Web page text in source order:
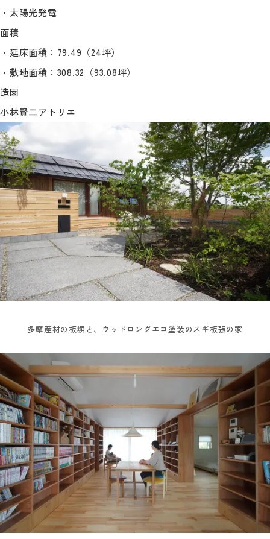
・太陽光発電
面積
・延床面積：79.49（24坪）
・敷地面積：308.32（93.08坪）
造園
小林賢二アトリエ
多摩産材の板塀と、ウッドロングエコ塗装のスギ板張の家